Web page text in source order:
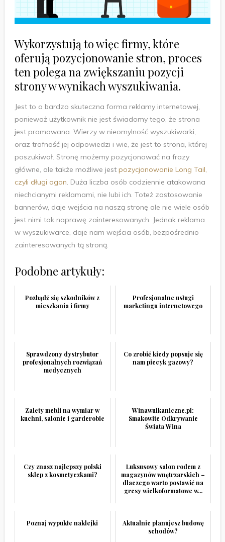
Wykorzystują to więc firmy, które
oferują pozycjonowanie stron, proces
ten polega na zwiększaniu pozycji
strony w wynikach wyszukiwania.
Jest to o bardzo skuteczna forma reklamy internetowej,
ponieważ użytkownik nie jest świadomy tego, że strona
jest promowana. Wierzy w nieomylność wyszukiwarki,
oraz trafność jej odpowiedzi i wie, że jest to strona, której
poszukiwał. Stronę możemy pozycjonować na frazy
główne, ale także możliwe jest pozycjonowanie Long Tail,
czyli długi ogon. Duża liczba osób codziennie atakowana
niechcianymi reklamami, nie lubi ich. Toteż zastosowanie
bannerów, daje wejścia na naszą stronę ale nie wiele osób
jest nimi tak naprawę zainteresowanych. Jednak reklama
w wyszukiwarce, daje nam wejścia osób, bezpośrednio
zainteresowanych tą stroną.
Podobne artykuły:
Pozbądź się szkodników z
mieszkania i firmy
Profesjonalne usługi
marketingu internetowego
Sprawdzony dystrybutor
profesjonalnych rozwiązań
medycznych
Co zrobić kiedy popsuje się
nam piecyk gazowy?
Zalety mebli na wymiar w
kuchni, salonie i garderobie
Winawulkaniczne.pl:
Smakowite Odkrywanie
Świata Wina
Czy znasz najlepszy polski
sklep z kosmetyczkami?
Luksusowy salon rodem z
magazynów wnętrzarskich –
dlaczego warto postawić na
gresy wielkoformatowe w...
Poznaj wypukłe naklejki
Aktualnie planujesz budowę
schodów?